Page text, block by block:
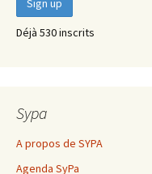
Déjà 530 inscrits
Sypa
A propos de SYPA
Agenda SyPa